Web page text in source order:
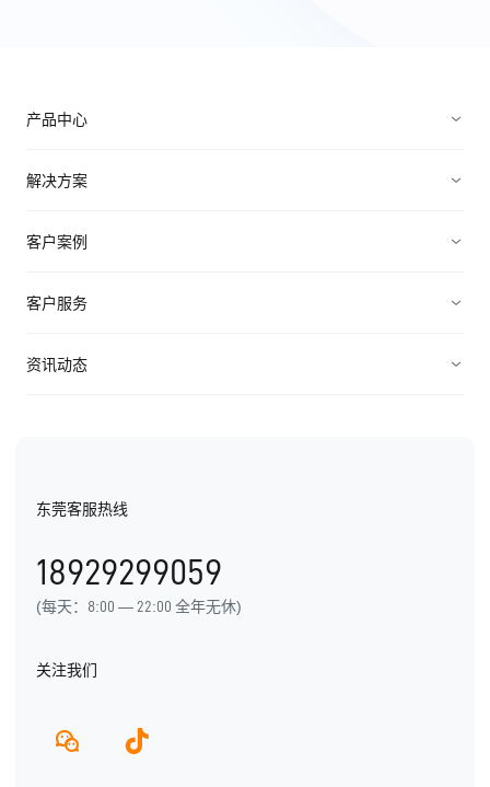
产品中心
销售管理
解决方案
电子制造
客户案例
高科技
客户服务
资源中心
用户手册
资讯动态
发展历程
产品动态
东莞客服热线
18929299059
(每天：8:00 — 22:00 全年无休)
关注我们